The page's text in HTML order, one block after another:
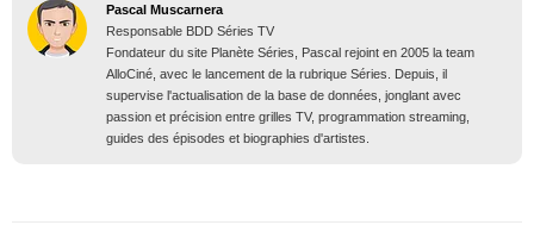
Pascal Muscarnera
Responsable BDD Séries TV
Fondateur du site Planète Séries, Pascal rejoint en 2005 la team
AlloCiné, avec le lancement de la rubrique Séries. Depuis, il
supervise l'actualisation de la base de données, jonglant avec
passion et précision entre grilles TV, programmation streaming,
guides des épisodes et biographies d'artistes.